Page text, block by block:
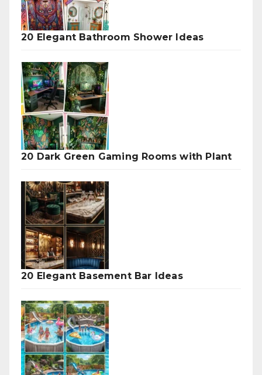
20 Elegant Bathroom Shower Ideas
20 Dark Green Gaming Rooms with Plant
20 Elegant Basement Bar Ideas